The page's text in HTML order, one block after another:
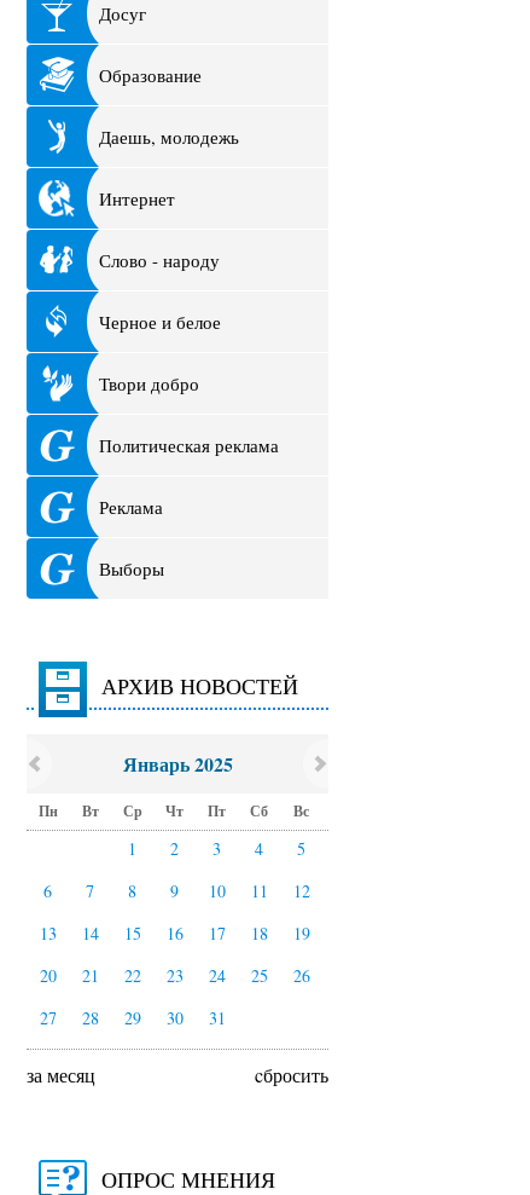
Досуг
Образование
Даешь, молодежь
Интернет
Слово - народу
Черное и белое
Твори добро
Политическая реклама
Реклама
Выборы
АРХИВ НОВОСТЕЙ
Январь 2025
Пн Вт Ср Чт Пт Сб Вс
1 2 3 4
5
6
7 8 9 10 11
12
13
14 15 16 17 18
19
20
21 22 23 24 25
26
27
28 29 30 31
за месяц cбросить
ОПРОС МНЕНИЯ